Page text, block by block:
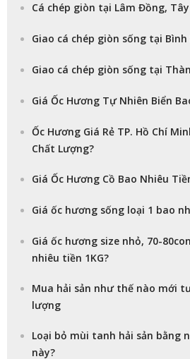
Cá chép giòn tại Lâm Đồng,
Giao cá chép giòn sống tại
Giao cá chép giòn sống tại
Giá Ốc Hương Tự Nhiên Biển
Ốc Hương Giá Rẻ TP. Hồ Chí
Chất Lượng?
Giá Ốc Hương Cồ Bao Nhiêu
Giá ốc hương sống loại 1 bao
Giá ốc hương size nhỏ, 70-
nhiêu tiền 1KG?
Mua hải sản như thế nào mới
lượng
Loại bỏ mùi tanh hải sản bằng
này?